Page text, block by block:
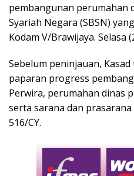
pembangunan perumahan
Syariah Negara (SBSN)
Kodam V/Brawijaya. Selasa
Sebelum peninjauan,
paparan progress
Perwira, perumahan dinas
serta sarana dan
516/CY.